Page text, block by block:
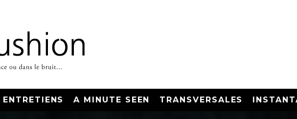
ENTRETIENS A MINUTE SEEN TRANSVERSALES